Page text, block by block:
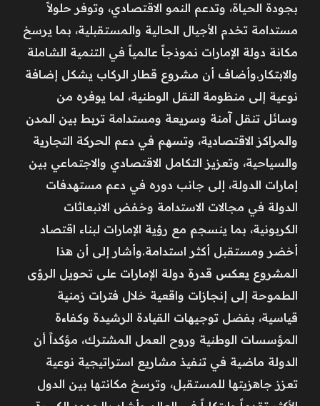
بجودة الحياة، وتدعم النمو الاقتصادي، وتوفر حلولاً
مستدامة تخدم الأجيال الحالية والمستقبلية، بما يرسخ
مكانة دولة الإمارات نموذجاً عالمياً في التنمية الشاملة
والابتكار.وأضاف أن مشروع قطار الركاب يشكل إضافة
نوعية إلى منظومة النقل الوطنية، لما يوفره من
وسائل تنقل آمنة وسريعة ومستدامة تربط بين المدن
والمراكز الاقتصادية، وتسهم في دعم الحركة التجارية
والسياحية، وتعزيز التكامل الاقتصادي والاجتماعي بين
إمارات الدولة، إلى جانب دوره في دعم مستهدفات
الدولة في مجالات الاستدامة وخفض الانبعاثات
الكربونية، بما ينسجم مع رؤية الإمارات لبناء اقتصاد
أخضر ومستقبل أكثر استدامة.وأشار إلى أن هذا
المشروع يعكس قدرة دولة الإمارات على تحويل الرؤى
الطموحة إلى إنجازات واقعية خلال فترات زمنية
قياسية، بفضل توجيهات القيادة الرشيدة وكفاءة
المؤسسات الوطنية وروح العمل المشترك، مؤكداً أن
الدولة ماضية في تنفيذ مشاريع استراتيجية نوعية
تعزز جاهزيتها للمستقبل، وترسخ مكانتها بين الدول